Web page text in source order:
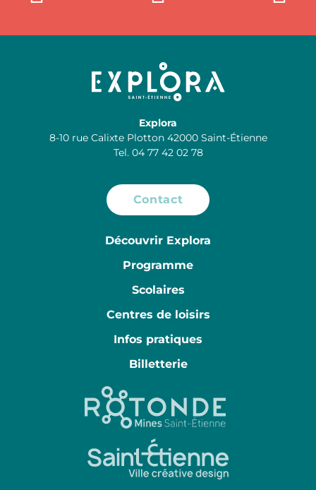
Explora
8-10 rue Calixte Plotton 42000 Saint-Étienne
Tel. 04 77 42 02 78
Contact
Découvrir Explora
Programme
Scolaires
Centres de loisirs
Infos pratiques
Billetterie